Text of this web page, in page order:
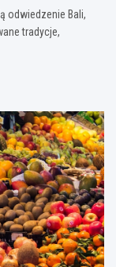
odwiedzenie Bali,
tradycje,